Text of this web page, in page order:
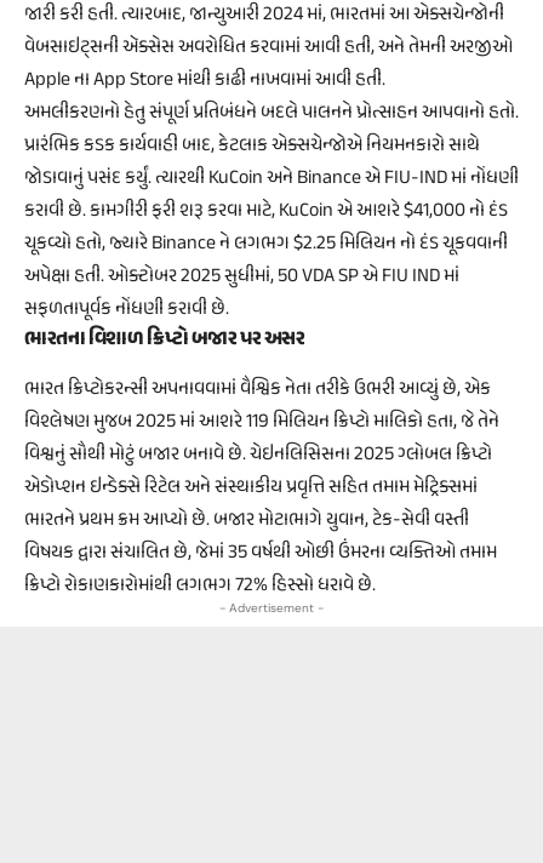
જારી કરી હતી. ત્યારબાદ, જાન્યુઆરી 2024 માં, ભારતમાં આ એક્સચેન્જોની
વેબસાઇટ્સની ઍક્સેસ અવરોધિત કરવામાં આવી હતી, અને તેમની અરજીઓ
Apple ના App Store માંથી કાઢી નાખવામાં આવી હતી.
અમલીકરણનો હેતુ સંપૂર્ણ પ્રતિબંધને બદલે પાલનને પ્રોત્સાહન આપવાનો હતો.
પ્રારંભિક કડક કાર્યવાહી બાદ, કેટલાક એક્સચેન્જોએ નિયમનકારો સાથે
જોડાવાનું પસંદ કર્યું. ત્યારથી KuCoin અને Binance એ FIU-IND માં નોંધણી
કરાવી છે. કામગીરી ફરી શરૂ કરવા માટે, KuCoin એ આશરે $41,000 નો દંડ
ચૂકવ્યો હતો, જ્યારે Binance ને લગભગ $2.25 મિલિયન નો દંડ ચૂકવવાની
અપેક્ષા હતી. ઓક્ટોબર 2025 સુધીમાં, 50 VDA SP એ FIU IND માં
સફળતાપૂર્વક નોંધણી કરાવી છે.
ભારતના વિશાળ ક્રિપ્ટો બજાર પર અસર
ભારત ક્રિપ્ટોકરન્સી અપનાવવામાં વૈશ્વિક નેતા તરીકે ઉભરી આવ્યું છે, એક
વિશ્લેષણ મુજબ 2025 માં આશરે 119 મિલિયન ક્રિપ્ટો માલિકો હતા, જે તેને
વિશ્વનું સૌથી મોટું બજાર બનાવે છે. ચેઇનલિસિસના 2025 ગ્લોબલ ક્રિપ્ટો
એડોપ્શન ઇન્ડેક્સે રિટેલ અને સંસ્થાકીય પ્રવૃત્તિ સહિત તમામ મેટ્રિક્સમાં
ભારતને પ્રથમ ક્રમ આપ્યો છે. બજાર મોટાભાગે યુવાન, ટેક-સેવી વસ્તી
વિષયક દ્વારા સંચાલિત છે, જેમાં 35 વર્ષથી ઓછી ઉંમરના વ્યક્તિઓ તમામ
ક્રિપ્ટો રોકાણકારોમાંથી લગભગ 72% હિસ્સો ધરાવે છે.
- Advertisement -